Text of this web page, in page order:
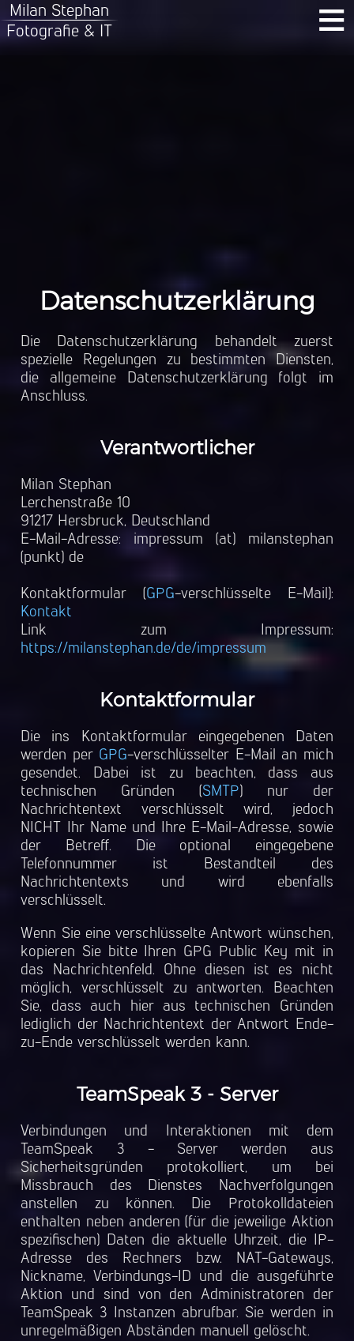
≡
Milan Stephan
Fotografie & IT
Datenschutzerklärung
Die Datenschutzerklärung behandelt zuerst
spezielle Regelungen zu bestimmten Diensten,
die allgemeine Datenschutzerklärung folgt im
Anschluss.
Verantwortlicher
Milan Stephan
Lerchenstraße10
91217 Hersbruck, Deutschland
E-Mail-Adresse: impressum (at) milanstephan
(punkt) de
Kontaktformular (GPG-verschlüsselte E-Mail):
Kontakt
Link zum Impressum:
https://milanstephan.de/de/impressum
Kontaktformular
Die ins Kontaktformular eingegebenen Daten
werden per GPG-verschlüsselter E-Mail an mich
gesendet. Dabei ist zu beachten, dass aus
technischen Gründen (SMTP) nur der
Nachrichtentext verschlüsselt wird, jedoch
NICHT Ihr Name und Ihre E-Mail-Adresse, sowie
der Betreff. Die optional eingegebene
Telefonnummer ist Bestandteil des
Nachrichtentexts und wird ebenfalls
verschlüsselt.
Wenn Sie eine verschlüsselte Antwort wünschen,
kopieren Sie bitte Ihren GPG Public Key mit in
das Nachrichtenfeld. Ohne diesen ist es nicht
möglich, verschlüsselt zu antworten. Beachten
Sie, dass auch hier aus technischen Gründen
lediglich der Nachrichtentext der Antwort Ende-
zu-Ende verschlüsselt werden kann.
TeamSpeak 3 - Server
Verbindungen und Interaktionen mit dem
TeamSpeak 3 - Server werden aus
Sicherheitsgründen protokolliert, um bei
Missbrauch des Dienstes Nachverfolgungen
anstellen zu können. Die Protokolldateien
enthalten neben anderen (für die jeweilige Aktion
spezifischen) Daten die aktuelle Uhrzeit, die IP-
Adresse des Rechners bzw. NAT-Gateways,
Nickname, Verbindungs-ID und die ausgeführte
Aktion und sind von den Administratoren der
TeamSpeak 3 Instanzen abrufbar. Sie werden in
unregelmäßigen Abständen manuell gelöscht.